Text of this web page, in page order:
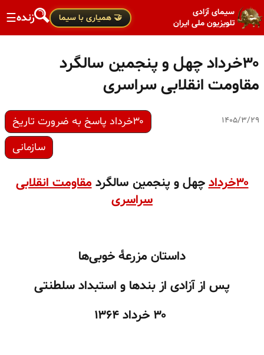
سیمای آزادی
تلویزیون ملی ایران
🤝 همیاری با سیما زنده☰
۳۰خرداد چهل و پنجمین سالگرد
مقاومت انقلابی سراسری
۱۴۰۵/۳/۲۹
۳۰خرداد پاسخ به ضرورت تاریخ
سازمانی
۳۰خرداد چهل و پنجمین سالگردمقاومت انقلابی
سراسری
داستان مزرعهٔ خوبی‌ها
پس از آزادی از بندها و استبداد سلطنتی
۱۳۶۴